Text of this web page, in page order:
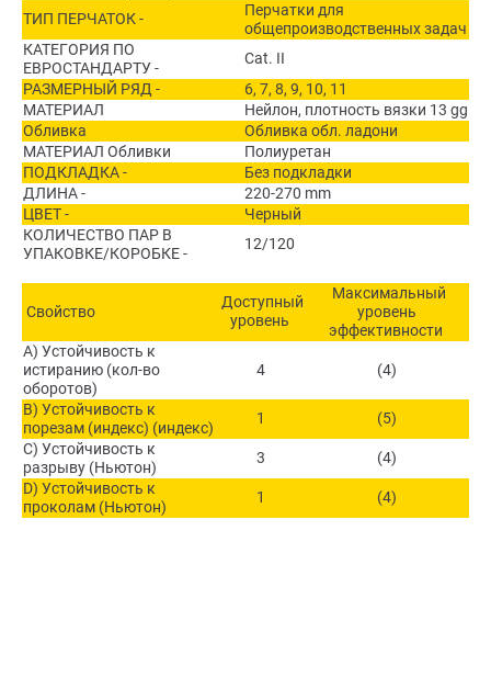
ТИП ПЕРЧАТОК -
Перчатки для
общепроизводственных задач
КАТЕГОРИЯ ПО
ЕВРОСТАНДАРТУ -
Cat. II
РАЗМЕРНЫЙ РЯД -
6, 7, 8, 9, 10, 11
МАТЕРИАЛ
Нейлон, плотность вязки 13 gg
Обливка
Обливка обл. ладони
МАТЕРИАЛ Обливки
Полиуретан
ПОДКЛАДКА -
Без подкладки
ДЛИНА -
220-270 mm
ЦВЕТ -
Черный
КОЛИЧЕСТВО ПАР В
УПАКОВКЕ/КОРОБКЕ -
12/120
Свойство
Доступный
уровень
Максимальный
уровень
эффективности
A) Устойчивость к
истиранию (кол-во
оборотов)
4 (4)
B) Устойчивость к
порезам (индекс) (индекс)
1
(5)
C) Устойчивость к
разрыву (Ньютон)
3
(4)
D) Устойчивость к
проколам (Ньютон)
1 (4)